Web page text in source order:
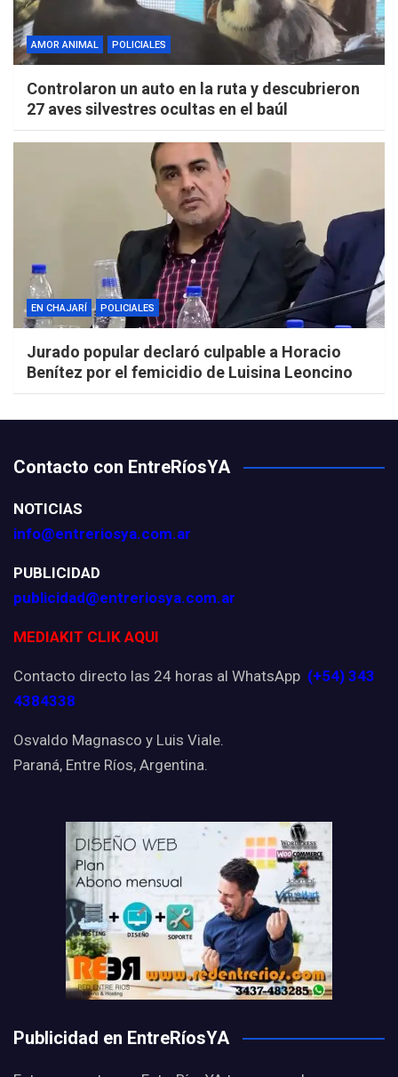
AMOR ANIMAL POLICIALES
Controlaron un auto en la ruta y descubrieron
27 aves silvestres ocultas en el baúl
EN CHAJARÍ POLICIALES
Jurado popular declaró culpable a Horacio
Benítez por el femicidio de Luisina Leoncino
Contacto con EntreRíosYA
NOTICIAS
info@entreriosya.com.ar
PUBLICIDAD
publicidad@entreriosya.com.ar
MEDIAKIT CLIK AQUI
Contacto directo las 24 horas al WhatsApp (+54) 343
4384338
Osvaldo Magnasco y Luis Viale.
Paraná, Entre Ríos, Argentina.
Publicidad en EntreRíosYA